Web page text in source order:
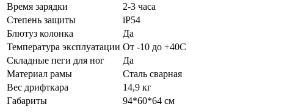
Время зарядки
2-3 часа
Степень защиты
iP54
Блютуз колонка
Да
Температура эксплуатации От -10 до +40C
Складные пеги для ног
Да
Материал рамы
Сталь сварная
Вес дрифткара
14,9 кг
Габариты
94*60*64 см